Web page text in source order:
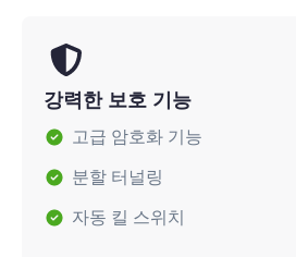
강력한 보호 기능
고급 암호화 기능
분할 터널링
자동 킬 스위치